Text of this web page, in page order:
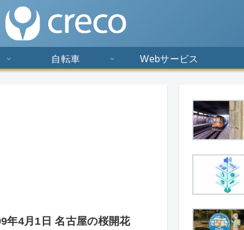
自転車 Webサービス
年4月1日 名古屋の桜開花